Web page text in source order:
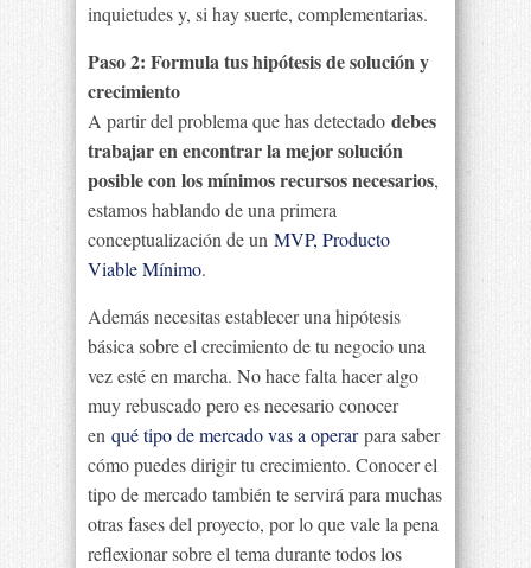
inquietudes y, si hay suerte, complementarias.
Paso 2: Formula tus hipótesis de solución y
crecimiento
A partir del problema que has detectado debes
trabajar en encontrar la mejor solución
posible con los mínimos recursos necesarios,
estamos hablando de una primera
conceptualización de un MVP, Producto
Viable Mínimo.
Además necesitas establecer una hipótesis
básica sobre el crecimiento de tu negocio una
vez esté en marcha. No hace falta hacer algo
muy rebuscado pero es necesario conocer
en qué tipo de mercado vas a operarpara saber
cómo puedes dirigir tu crecimiento. Conocer el
tipo de mercado también te servirá para muchas
otras fases del proyecto, por lo que vale la pena
reflexionar sobre el tema durante todos los